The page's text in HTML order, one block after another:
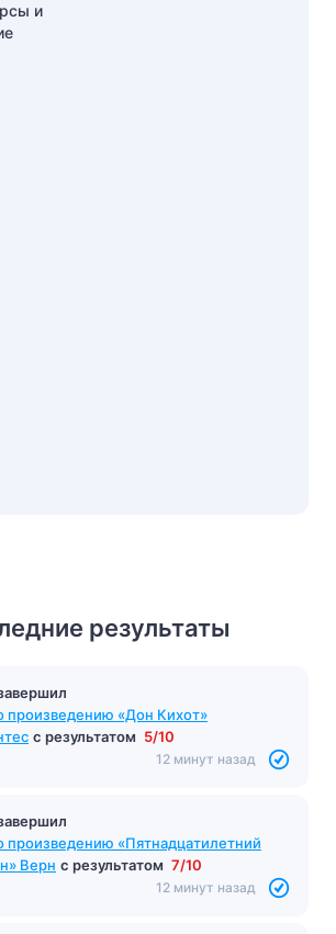
результаты
принц» с результатом
12 минут назад
произведению «Дон Кихот»
с результатом 5/10
12 минут назад
произведению «Пятнадцатилетний
Верн с результатом 7/10
12 минут назад
и